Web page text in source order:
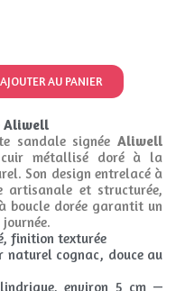
AJOUTER AU PANIER
Aliwell
sandale signée Aliwell
métallisé doré à la
Son design entrelacé à
artisanale et structurée,
boucle dorée garantit un
finition texturée
naturel cognac, douce au
environ 5 cm —